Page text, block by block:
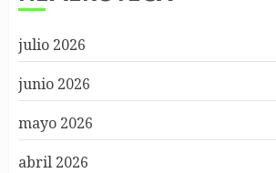
julio 2026
junio 2026
mayo 2026
abril 2026